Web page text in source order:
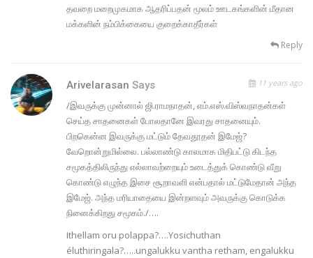
தவறை மறைமுகமாக ஆதரிப்பதன் மூலம் ஊடகங்களின் மீதான
மக்களின் நம்பிக்கையை குறைக்காதீர்கள்
Reply
Arivelarasan Says 11 years ago
/இவருக்கு முன்னால் ஜி.ராமநாதன், எம்.எஸ்.விஸ்வநாதன்கள்
செய்த சாதனைகள் போலதானே இவரது சாதனையும்.
பிறகென்ன இவருக்கு மட்டும் தேவதூதன் இமேஜ்?
வேறொன்றுமில்லை. பல்லாண்டு காலமாக மிதிபட்டு கிடந்த
சமூகத்திலிருந்து எல்லாவற்றையும் உடைத்துக் கொண்டு வீறு
கொண்டு எழுந்த இசை சூறாவளி என்பதால் மட்டுமேதான் அந்த
இமேஜ். அந்த மரியாதையை இன்றளவும் அவருக்கு கொடுக்க
நினைக்கிறது சமூகம்./….
Ithellam oru polappa?….Yosichuthan
éluthiringala?…..ungalukku vantha retham, engalukku